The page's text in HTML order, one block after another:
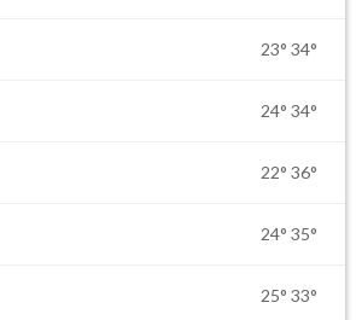
23° 34°
24° 34°
22° 36°
24° 35°
25° 33°